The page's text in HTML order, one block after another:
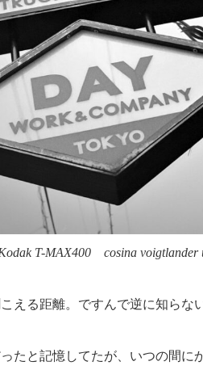
T-MAX400 cosina
える距離。ですんで逆に知らな
たと記憶してたが、いつの間に